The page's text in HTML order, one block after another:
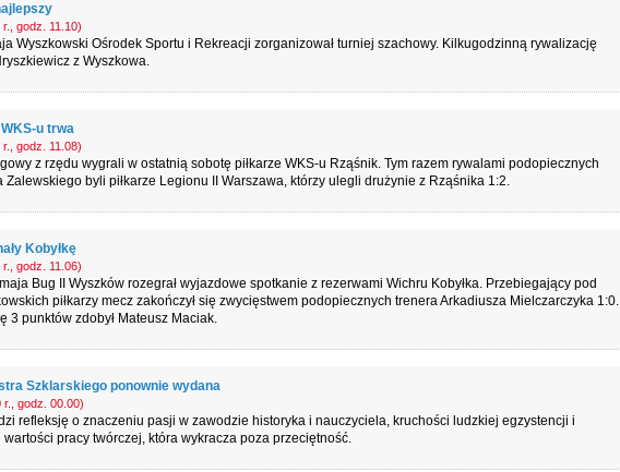
godz. 11.10)
Wyszkowski Ośrodek Sportu i Rekreacji zorganizował turniej szachowy. Kilkugodzinną rywalizację
z Wyszkowa.
u trwa
godz. 11.08)
z rzędu wygrali w ostatnią sobotę piłkarze WKS-u Rząśnik. Tym razem rywalami podopiecznych
Zalewskiego byli piłkarze Legionu II Warszawa, którzy ulegli drużynie z Rząśnika 1:2.
Kobyłkę
godz. 11.06)
Bug II Wyszków rozegrał wyjazdowe spotkanie z rezerwami Wichru Kobyłka. Przebiegający pod
piłkarzy mecz zakończył się zwycięstwem podopiecznych trenera Arkadiusza Mielczarczyka 1:0.
3 punktów zdobył Mateusz Maciak.
Szklarskiego ponownie wydana
r., godz. 00.00)
refleksję o znaczeniu pasji w zawodzie historyka i nauczyciela, kruchości ludzkiej egzystencji i
pracy twórczej, która wykracza poza przeciętność.